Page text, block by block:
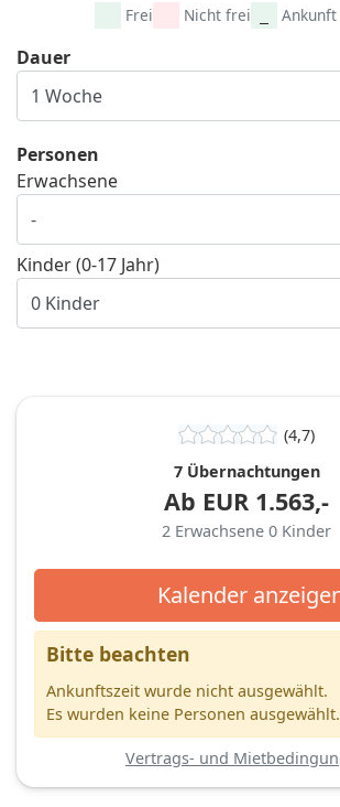
Frei Nicht frei
Dauer
Personen
Erwachsene
Kinder (0-17 Jahr)
(4,7)
7 Übernachtungen
Ab EUR 1.563,-
2 Erwachsene 0 Kinder
Kalender
Bitte beachten
Ankunftszeit wurde nicht ausgewählt.
Es wurden keine Personen ausgewählt.
Vertrags- und